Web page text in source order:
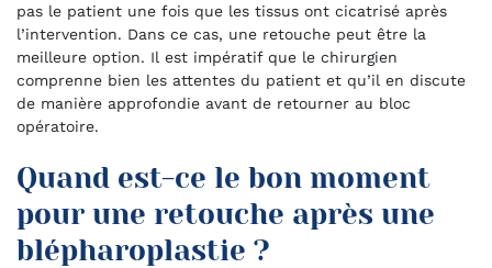
pas le patient une fois que les tissus ont cicatrisé après
l’intervention. Dans ce cas, une retouche peut être la
meilleure option. Il est impératif que le chirurgien
comprenne bien les attentes du patient et qu’il en discute
de manière approfondie avant de retourner au bloc
opératoire.
Quand est-ce le bon moment
pour une retouche après une
blépharoplastie ?